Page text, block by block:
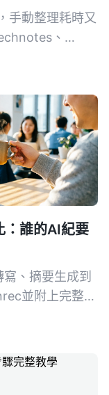
手動整理耗時又
、
誰的AI紀要
、摘要生成到
並附上完整教